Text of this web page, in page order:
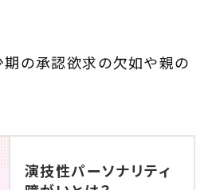
期の承認欲求の欠如や親の
演技性パーソナリティ